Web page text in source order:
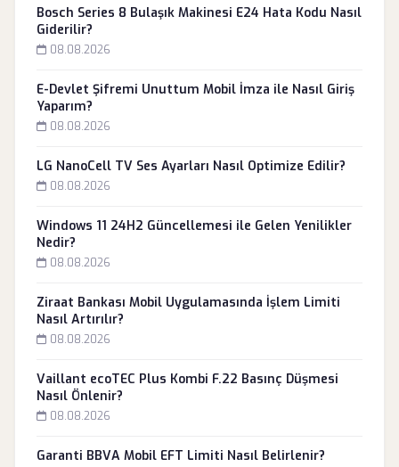
Bosch Series 8 Bulaşık Makinesi E24 Hata Kodu Nasıl
Giderilir?
08.08.2026
E-Devlet Şifremi Unuttum Mobil İmza ile Nasıl Giriş
Yaparım?
08.08.2026
LG NanoCell TV Ses Ayarları Nasıl Optimize Edilir?
08.08.2026
Windows 11 24H2 Güncellemesi ile Gelen Yenilikler
Nedir?
08.08.2026
Ziraat Bankası Mobil Uygulamasında İşlem Limiti
Nasıl Artırılır?
08.08.2026
Vaillant ecoTEC Plus Kombi F.22 Basınç Düşmesi
Nasıl Önlenir?
08.08.2026
Garanti BBVA Mobil EFT Limiti Nasıl Belirlenir?